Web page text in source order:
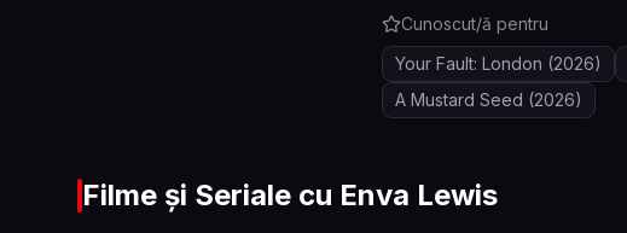
Cunoscut/ă pentru
Your Fault: London (2026)
A Mustard Seed (2026)
Filme și Seriale cu Enva Lewis